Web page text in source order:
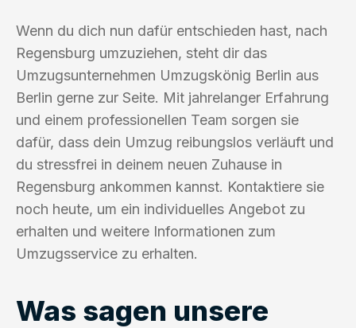
Wenn du dich nun dafür entschieden hast, nach
Regensburg umzuziehen, steht dir das
Umzugsunternehmen Umzugskönig Berlin aus
Berlin gerne zur Seite. Mit jahrelanger Erfahrung
und einem professionellen Team sorgen sie
dafür, dass dein Umzug reibungslos verläuft und
du stressfrei in deinem neuen Zuhause in
Regensburg ankommen kannst. Kontaktiere sie
noch heute, um ein individuelles Angebot zu
erhalten und weitere Informationen zum
Umzugsservice zu erhalten.
Was sagen unsere